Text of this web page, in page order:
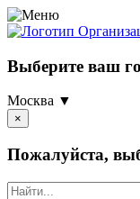
Выберите ваш
Москва ▼
×
Пожалуйста,